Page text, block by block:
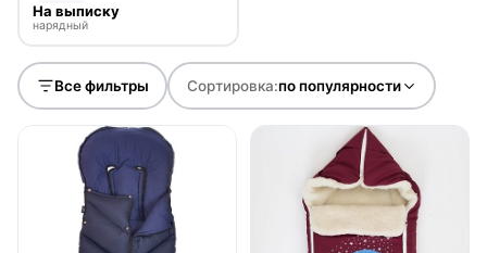
На выписку
нарядный
Все фильтры Сортировка:по популярности
● в наличии ● в наличии